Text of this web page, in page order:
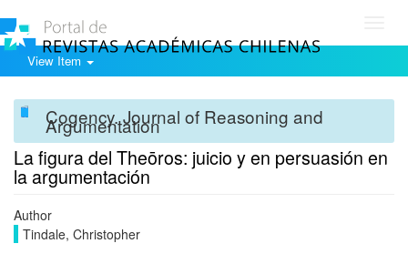
View Item
Cogency. Journal of Reasoning and
Argumentation
La figura del Theōros: juicio y en persuasión en
la argumentación
Author
Tindale, Christopher